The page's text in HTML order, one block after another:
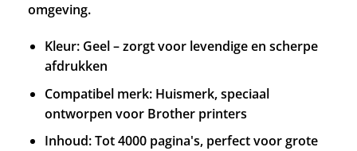
omgeving.
Kleur: Geel – zorgt voor levendige en scherpe
afdrukken
Compatibel merk: Huismerk, speciaal
ontworpen voor Brother printers
Inhoud: Tot 4000 pagina's, perfect voor grote